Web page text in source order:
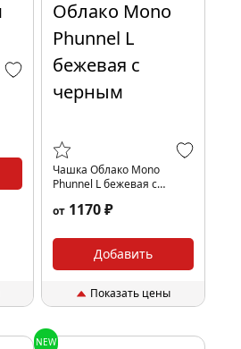
Чашка Облако Mono
Phunnel L бежевая с
от 1170 ₽
Добавить
Показать цены
NEW